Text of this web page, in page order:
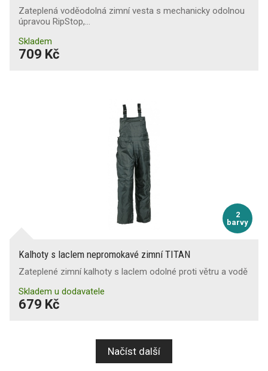
Zateplená voděodolná zimní vesta s mechanicky odolnou
úpravou RipStop,…
Skladem
709 Kč
2
barvy
Kalhoty s laclem nepromokavé zimní TITAN
Zateplené zimní kalhoty s laclem odolné proti větru a vodě
Skladem u dodavatele
679 Kč
Načíst další